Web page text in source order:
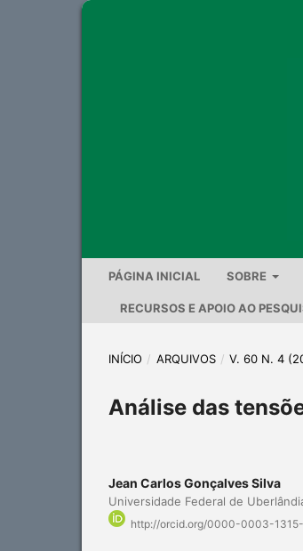
PÁGINA INICIAL SOBRE
RECURSOS E APOIO AO
INÍCIO / ARQUIVOS / V. 60 N. 4
Análise das
Jean Carlos Gonçalves Silva
Universidade Federal de
http://orcid.org/0000-0003-